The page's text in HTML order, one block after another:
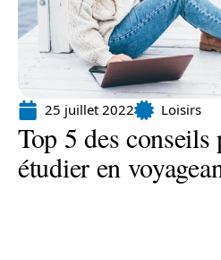
25 juillet 2022 Loisirs
Top 5 des
étudier en